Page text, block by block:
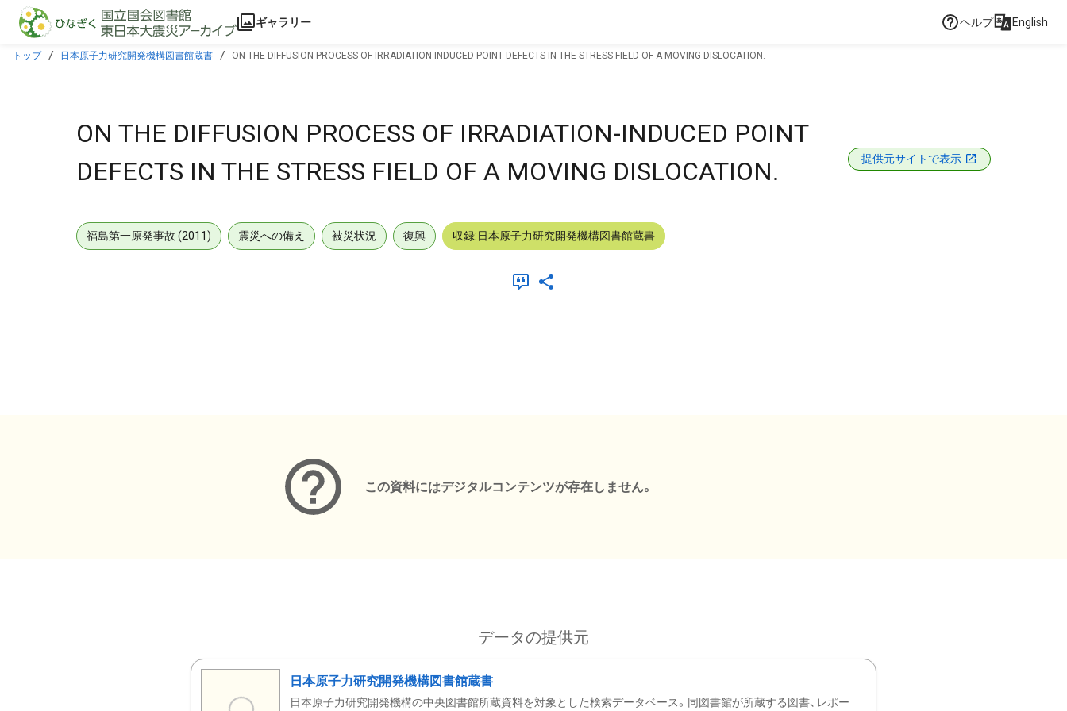
本文に飛ぶ
ギャラリー ヘルプ English
トップ 日本原子力研究開発機構図書館蔵書 ON THE DIFFUSION PROCESS OF IRRADIATION-INDUCED POINT DEFECTS IN THE STRESS FIELD OF A MOVING DISLOCATION.
ON THE DIFFUSION PROCESS OF IRRADIATION-INDUCED POINT
DEFECTS IN THE STRESS FIELD OF A MOVING DISLOCATION.
提供元サイトで表示
福島第一原発事故 (2011) 震災への備え 被災状況 復興 収録:日本原子力研究開発機構図書館蔵書
この資料にはデジタルコンテンツが存在しません。
データの提供元
日本原子力研究開発機構図書館蔵書
日本原子力研究開発機構の中央図書館所蔵資料を対象とした検索データベース。同図書館が所蔵する図書、レポー